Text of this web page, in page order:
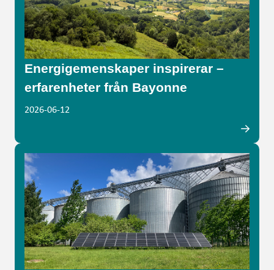
Energigemenskaper inspirerar –
erfarenheter från Bayonne
2026-06-12